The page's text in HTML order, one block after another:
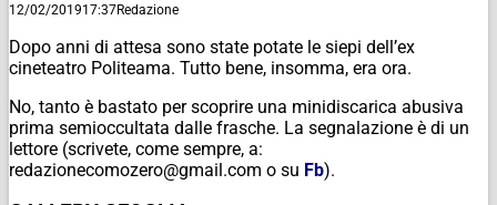
12/02/201917:37Redazione
Dopo anni di attesa sono state potate le siepi dell’ex
cineteatro Politeama. Tutto bene, insomma, era ora.
No, tanto è bastato per scoprire una minidiscarica abusiva
prima semioccultata dalle frasche. La segnalazione è di un
lettore (scrivete, come sempre, a:
redazionecomozero@gmail.com o su Fb).